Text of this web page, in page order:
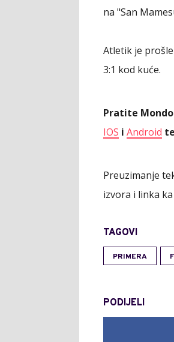
na "San
Atletik je
3:1 kod kuće.
Pratite
IOS i Android
Preuzimanje
izvora i linka ka
TAGOVI
PRIMERA
PODIJELI